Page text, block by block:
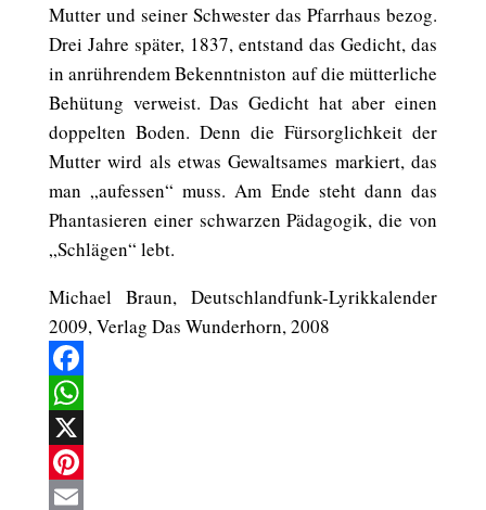
Mutter und seiner Schwester das Pfarrhaus bezog.
Drei Jahre später, 1837, entstand das Gedicht, das
in anrührendem Bekenntniston auf die mütterliche
Behütung verweist. Das Gedicht hat aber einen
doppelten Boden. Denn die Fürsorglichkeit der
Mutter wird als etwas Gewaltsames markiert, das
man „aufessen“ muss. Am Ende steht dann das
Phantasieren einer schwarzen Pädagogik, die von
„Schlägen“ lebt.
Michael Braun, Deutschlandfunk-Lyrikkalender
2009, Verlag Das Wunderhorn, 2008
Facebook
WhatsApp
X
Pinterest